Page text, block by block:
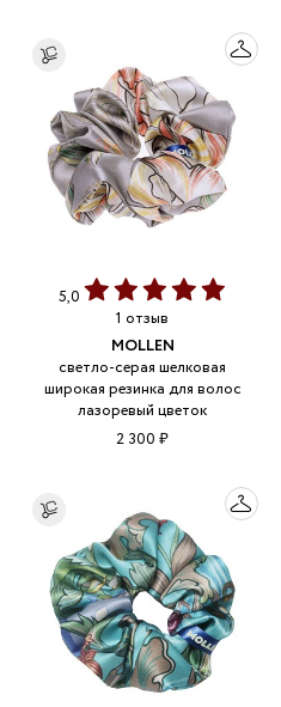
5,0
1 отзыв
MOLLEN
светло-серая шелковая
широкая резинка для волос
лазоревый цветок
2 300 ₽